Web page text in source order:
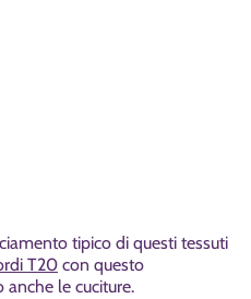
tipico di questi tessuti
T20 con questo
le cuciture.